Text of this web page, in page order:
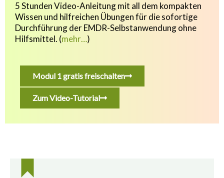
5 Stunden Video-Anleitung mit all dem kompakten
Wissen und hilfreichen Übungen für die sofortige
Durchführung der EMDR-Selbstanwendung ohne
Hilfsmittel. (mehr…)
Modul 1 gratis freischalten
Zum Video-Tutorial